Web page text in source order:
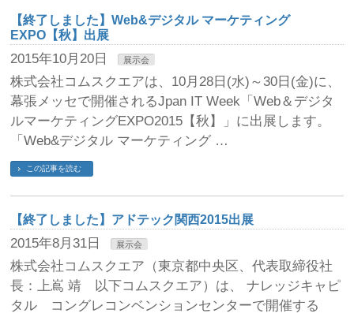
【終了しました】Web&デジタル マーケティング
EXPO【秋】出展
2015年10月20日 展示会
株式会社コムスクエアは、10月28日(水)～30日(金)に、
幕張メッセで開催されるJpan IT Week「Web＆デジタ
ルマーケティングEXPO2015【秋】」に出展します。
「Web&デジタル マーケティング …
この記事を読む
【終了しました】アドテック関西2015出展
2015年8月31日 展示会
株式会社コムスクエア（東京都中央区、代表取締役社
長：上嶌 靖 以下コムスクエア）は、 ナレッジキャピ
タル コングレコンベンションセンターで開催する